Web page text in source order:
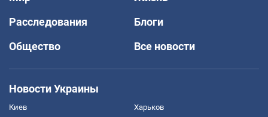
Расследования
Блоги
Общество
Все новости
Новости Украины
Киев Харьков